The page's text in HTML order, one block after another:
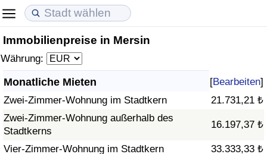
Immobilienpreise in Mersin
Währung:
Monatliche Mieten [Bearbeiten]
Zwei-Zimmer-Wohnung im Stadtkern
21.731,21 ₺
Zwei-Zimmer-Wohnung außerhalb des
Stadtkerns
16.197,37 ₺
Vier-Zimmer-Wohnung im Stadtkern
33.333,33 ₺
Lebenshaltungskosten
Lebenshaltungskosten-Index (aktuell)
Lebenshaltungskosten-Index
Lebenshaltungskosten-Index nach Land
Immobilienpreise
Immobilienpreis-Index (aktuell)
Immobilienpreis-Index
Immobilienpreis-Index nach Land
Lebensqualität
Lebensqualität-Index
Lebensqualität-Index (aktuell)
Lebensqualitätsindex nach Land